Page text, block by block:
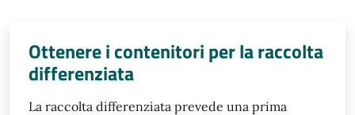
Ottenere i contenitori per la raccolta
differenziata
La raccolta differenziata prevede una prima